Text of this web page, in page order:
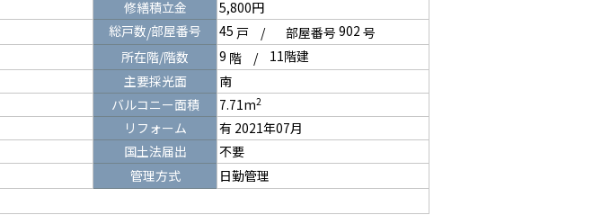
修繕積立金
5,800円
総戸数/部屋番号 45 戸 / 部屋番号 902 号
所在階/階数 9 階 /
11階建
主要採光面
南
バルコニー面積 7.71m2
リフォーム
有 2021年07月
国土法届出
不要
管理方式
日勤管理